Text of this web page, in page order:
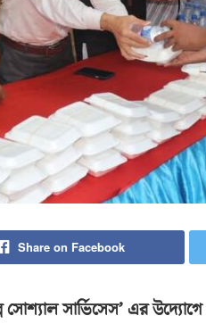
Share on Facebook
সোশ্যাল সার্ভিসেস’ এর